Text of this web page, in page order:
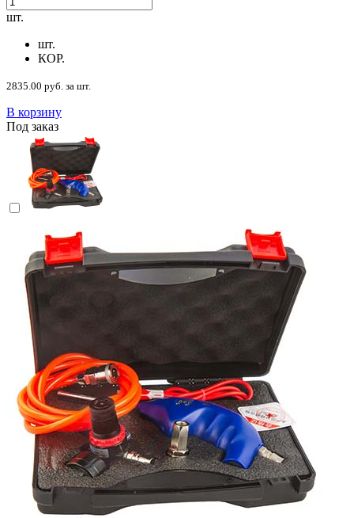
шт.
шт.
КОР.
2835.00 руб. за шт.
В корзину
Под заказ